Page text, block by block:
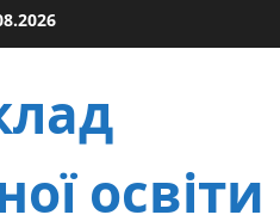
освіти